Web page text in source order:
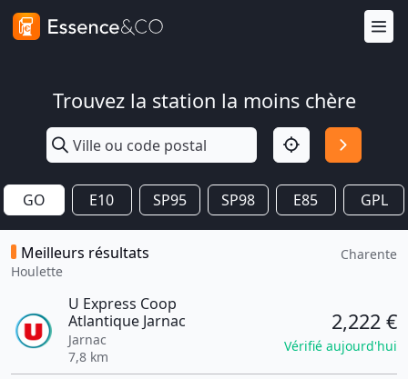
Trouvez la station la moins chère
GO E10 SP95 SP98 E85 GPL
Meilleurs résultats
Houlette
Charente
U Express Coop
Atlantique Jarnac
Jarnac
7,8 km
2,222 €
Vérifié aujourd'hui